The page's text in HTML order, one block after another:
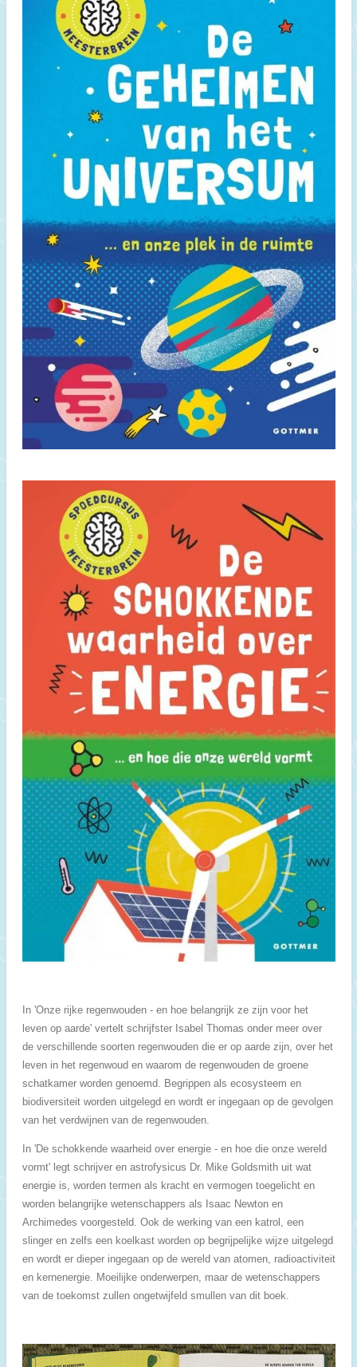
In 'Onze rijke regenwouden - en hoe belangrijk ze zijn voor het
leven op aarde' vertelt schrijfster Isabel Thomas onder meer over
de verschillende soorten regenwouden die er op aarde zijn, over het
leven in het regenwoud en waarom de regenwouden de groene
schatkamer worden genoemd. Begrippen als ecosysteem en
biodiversiteit worden uitgelegd en wordt er ingegaan op de gevolgen
van het verdwijnen van de regenwouden.
In 'De schokkende waarheid over energie - en hoe die onze wereld
vormt' legt schrijver en astrofysicus Dr. Mike Goldsmith uit wat
energie is, worden termen als kracht en vermogen toegelicht en
worden belangrijke wetenschappers als Isaac Newton en
Archimedes voorgesteld. Ook de werking van een katrol, een
slinger en zelfs een koelkast worden op begrijpelijke wijze uitgelegd
en wordt er dieper ingegaan op de wereld van atomen, radioactiviteit
en kernenergie. Moeilijke onderwerpen, maar de wetenschappers
van de toekomst zullen ongetwijfeld smullen van dit boek.